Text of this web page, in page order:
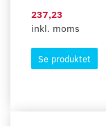
237,23
inkl. moms
Se produktet